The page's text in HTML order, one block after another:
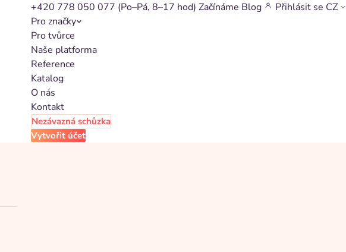
+420 778 050 077 (Po–Pá, 8–17 hod) Začínáme Blog Přihlásit se CZ
Pro značky
Pro tvůrce
Naše platforma
Reference
Katalog
O nás
Kontakt
Nezávazná schůzka
Vytvořit účet